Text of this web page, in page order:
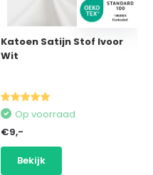
Katoen Satijn Stof Ivoor
Wit
Op voorraad
€9,-
Bekijk